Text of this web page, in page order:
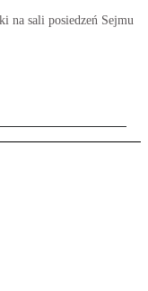
na sali posiedzeń Sejmu